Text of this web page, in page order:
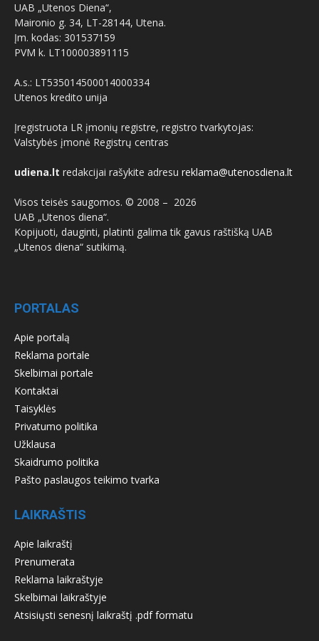
UAB „Utenos Diena“,
Maironio g. 34, LT-28144, Utena.
Įm. kodas: 301537159
PVM k. LT100003891115
A.s.: LT535014500014000334
Utenos kredito unija
Įregistruota LR įmonių registre, registro tvarkytojas:
Valstybės įmonė Registrų centras
udiena.lt redakcijai rašykite adresu reklama@utenosdiena.lt
Visos teisės saugomos. © 2008 – 2026
UAB „Utenos diena“.
Kopijuoti, dauginti, platinti galima tik gavus raštišką UAB
„Utenos diena“ sutikimą.
PORTALAS
Apie portalą
Reklama portale
Skelbimai portale
Kontaktai
Taisyklės
Privatumo politika
Užklausa
Skaidrumo politika
Pašto paslaugos teikimo tvarka
LAIKRAŠTIS
Apie laikraštį
Prenumerata
Reklama laikraštyje
Skelbimai laikraštyje
Atsisiųsti senesnį laikraštį .pdf formatu